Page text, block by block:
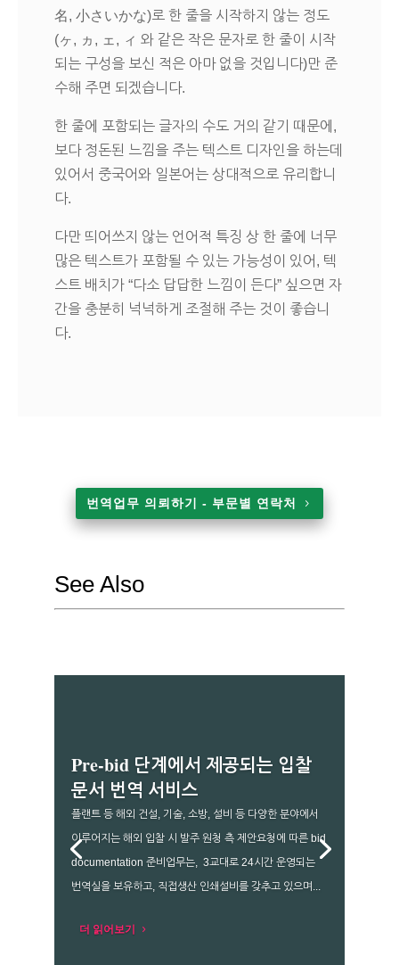
名, 小さいかな)로 한 줄을 시작하지 않는 정도
(ヶ, ヵ, ェ, ィ 와 같은 작은 문자로 한 줄이 시작
되는 구성을 보신 적은 아마 없을 것입니다)만 준
수해 주면 되겠습니다.
한 줄에 포함되는 글자의 수도 거의 같기 때문에,
보다 정돈된 느낌을 주는 텍스트 디자인을 하는데
있어서 중국어와 일본어는 상대적으로 유리합니
다.
다만 띄어쓰지 않는 언어적 특징 상 한 줄에 너무
많은 텍스트가 포함될 수 있는 가능성이 있어, 텍
스트 배치가 “다소 답답한 느낌이 든다” 싶으면 자
간을 충분히 넉넉하게 조절해 주는 것이 좋습니
다.
번역업무 의뢰하기 - 부문별 연락처
See Also
Pre-bid 단계에서 제공되는 입찰
문서 번역 서비스
플랜트 등 해외 건설, 기술, 소방, 설비 등 다양한 분야에서
이루어지는 해외 입찰 시 발주 원청 측 제안요청에 따른 bid
documentation 준비업무는, 3교대로 24시간 운영되는
번역실을 보유하고, 직접생산 인쇄설비를 갖추고 있으며...
더 읽어보기